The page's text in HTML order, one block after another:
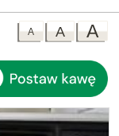
A
A
A